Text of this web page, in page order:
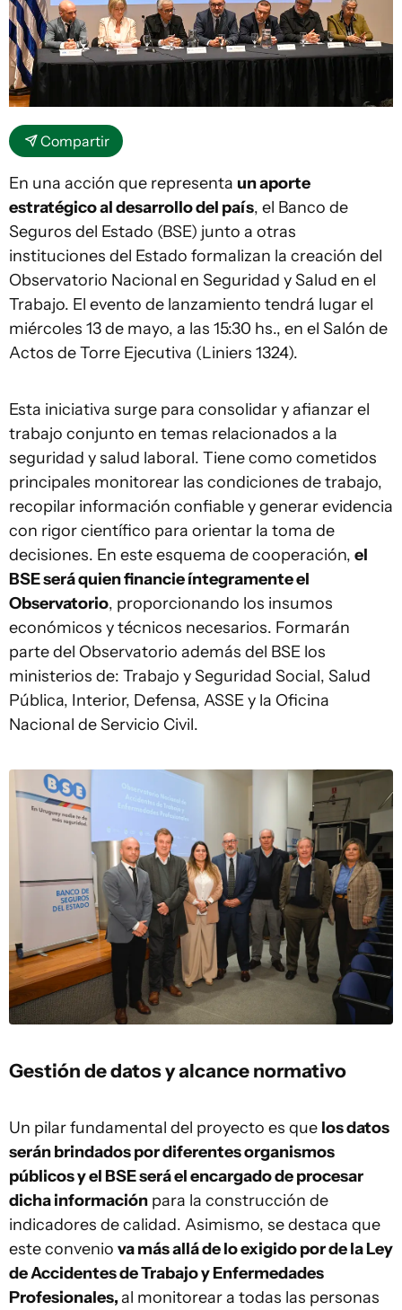
Compartir
En una acción que representa un aporte
estratégico al desarrollo del país, el Banco de
Seguros del Estado (BSE) junto a otras
instituciones del Estado formalizan la creación del
Observatorio Nacional en Seguridad y Salud en el
Trabajo. El evento de lanzamiento tendrá lugar el
miércoles 13 de mayo, a las 15:30 hs., en el Salón de
Actos de Torre Ejecutiva (Liniers 1324).
Esta iniciativa surge para consolidar y afianzar el
trabajo conjunto en temas relacionados a la
seguridad y salud laboral. Tiene como cometidos
principales monitorear las condiciones de trabajo,
recopilar información confiable y generar evidencia
con rigor científico para orientar la toma de
decisiones. En este esquema de cooperación, el
BSE será quien financie íntegramente el
Observatorio, proporcionando los insumos
económicos y técnicos necesarios. Formarán
parte del Observatorio además del BSE los
ministerios de: Trabajo y Seguridad Social, Salud
Pública, Interior, Defensa, ASSE y la Oficina
Nacional de Servicio Civil.
Gestión de datos y alcance normativo
Un pilar fundamental del proyecto es que los datos
serán brindados por diferentes organismos
públicos y el BSE será el encargado de procesar
dicha información para la construcción de
indicadores de calidad. Asimismo, se destaca que
este convenio va más allá de lo exigido por de la Ley
de Accidentes de Trabajo y Enfermedades
Profesionales,al monitorear a todas las personas